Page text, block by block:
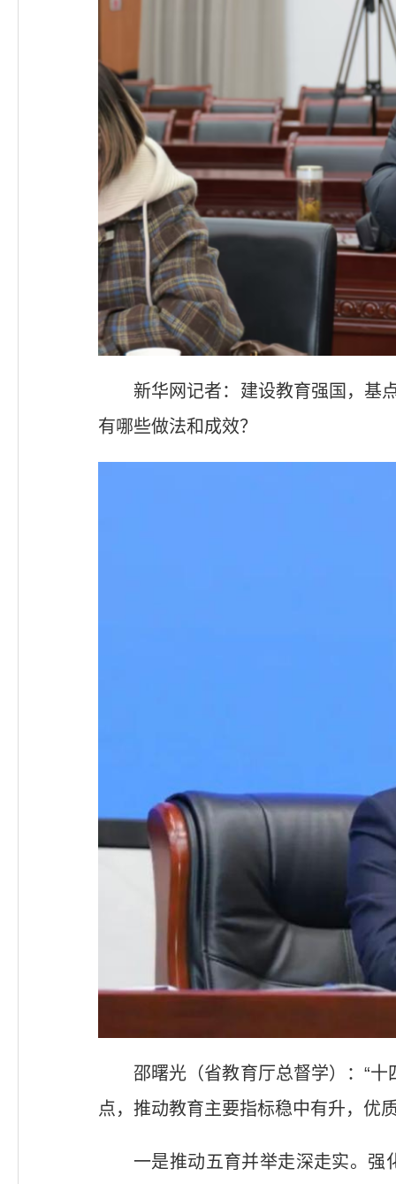
新华网记者：建设教育强国，基
有哪些做法和成效？
邵曙光（省教育厅总督学）：“
点，推动教育主要指标稳中有升，优
一是推动五育并举走深走实。强